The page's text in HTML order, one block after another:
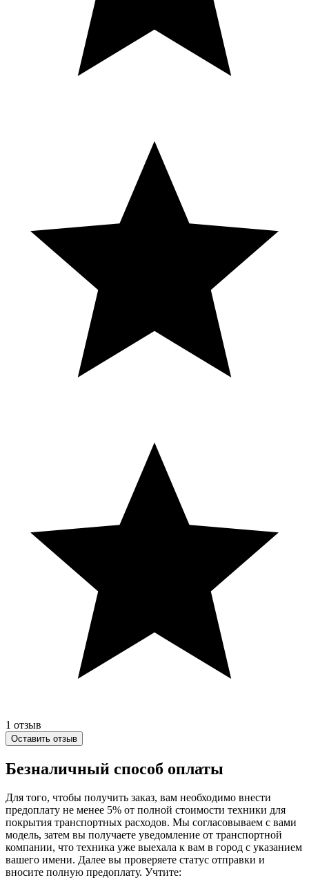
1 отзыв
Оставить отзыв
Безналичный способ оплаты
Для того, чтобы получить заказ, вам необходимо внести
предоплату не менее 5% от полной стоимости техники для
покрытия транспортных расходов. Мы согласовываем с вами
модель, затем вы получаете уведомление от транспортной
компании, что техника уже выехала к вам в город с указанием
вашего имени. Далее вы проверяете статус отправки и
вносите полную предоплату. Учтите: